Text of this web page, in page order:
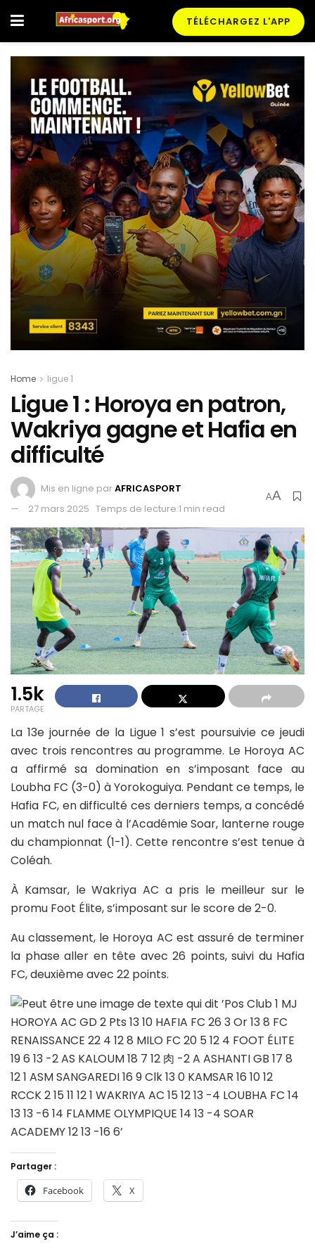
TÉLÉCHARGEZ L'APP
Home ligue 1
Ligue 1 : Horoya en patron,
Wakriya gagne et Hafia en
difficulté
Mis en ligne parAFRICASPORT
27 mars 2025 Temps de lecture:1 min read
AA
1.5k
PARTAGE
La 13e journée de la Ligue 1 s’est poursuivie ce jeudi
avec trois rencontres au programme. Le Horoya AC
a affirmé sa domination en s’imposant face au
Loubha FC (3-0) à Yorokoguiya. Pendant ce temps, le
Hafia FC, en difficulté ces derniers temps, a concédé
un match nul face à l’Académie Soar, lanterne rouge
du championnat (1-1). Cette rencontre s’est tenue à
Coléah.
À Kamsar, le Wakriya AC a pris le meilleur sur le
promu Foot Élite, s’imposant sur le score de 2-0.
Au classement, le Horoya AC est assuré de terminer
la phase aller en tête avec 26 points, suivi du Hafia
FC, deuxième avec 22 points.
Partager :
Facebook X
J’aime ça :